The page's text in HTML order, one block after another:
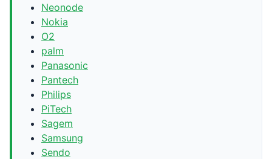
Neonode
Nokia
O2
palm
Panasonic
Pantech
Philips
PiTech
Sagem
Samsung
Sendo